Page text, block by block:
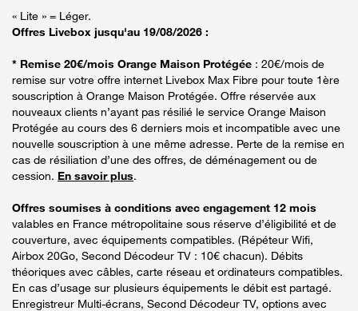
« Lite » = Léger.
Offres Livebox jusqu'au 19/08/2026 :
* Remise 20€/mois Orange Maison Protégée : 20€/mois de
remise sur votre offre internet Livebox Max Fibre pour toute 1ère
souscription à Orange Maison Protégée. Offre réservée aux
nouveaux clients n’ayant pas résilié le service Orange Maison
Protégée au cours des 6 derniers mois et incompatible avec une
nouvelle souscription à une même adresse. Perte de la remise en
cas de résiliation d’une des offres, de déménagement ou de
cession. En savoir plus.
Offres soumises à conditions avec engagement 12 mois
valables en France métropolitaine sous réserve d’éligibilité et de
couverture, avec équipements compatibles. (Répéteur Wifi,
Airbox 20Go, Second Décodeur TV : 10€ chacun). Débits
théoriques avec câbles, carte réseau et ordinateurs compatibles.
En cas d’usage sur plusieurs équipements le débit est partagé.
Enregistreur Multi-écrans, Second Décodeur TV, options avec